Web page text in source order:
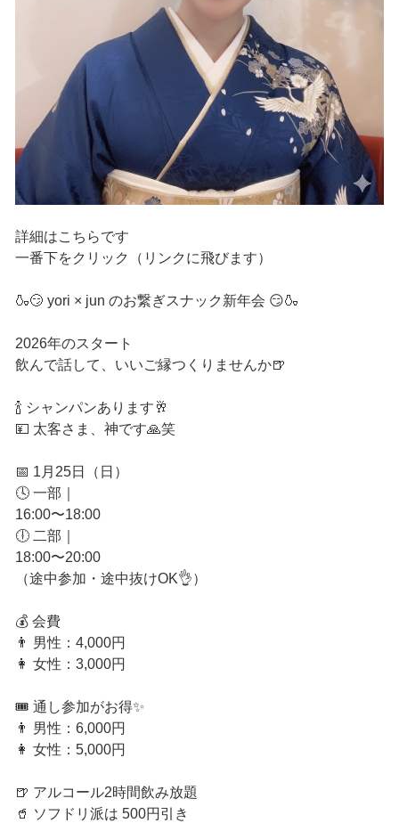
詳細はこちらです
一番下をクリック（リンクに飛びます）
🍶😏 yori × jun のお繋ぎスナック新年会 😏🍶
2026年のスタート
飲んで話して、いいご縁つくりませんか🍺
🍾 シャンパンあります🥂
💴 太客さま、神です🙏笑
📅 1月25日（日）
🕓 一部｜
16:00〜18:00
🕕 二部｜
18:00〜20:00
（途中参加・途中抜けOK👌）
💰 会費
👨 男性：4,000円
👩 女性：3,000円
🎟 通し参加がお得✨
👨 男性：6,000円
👩 女性：5,000円
🍺 アルコール2時間飲み放題
🥤 ソフドリ派は 500円引き